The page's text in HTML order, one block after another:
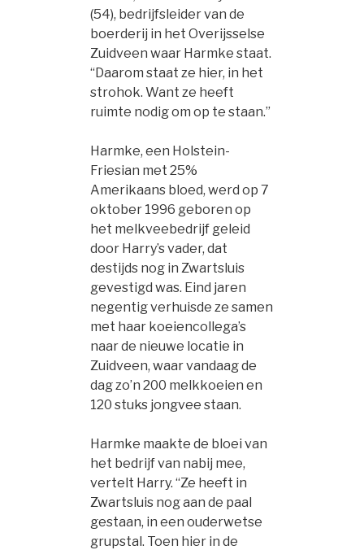
(54), bedrijfsleider van de
boerderij in het Overijsselse
Zuidveen waar Harmke staat.
“Daarom staat ze hier, in het
strohok. Want ze heeft
ruimte nodig om op te staan.”
Harmke, een Holstein-
Friesian met 25%
Amerikaans bloed, werd op 7
oktober 1996 geboren op
het melkveebedrijf geleid
door Harry’s vader, dat
destijds nog in Zwartsluis
gevestigd was. Eind jaren
negentig verhuisde ze samen
met haar koeiencollega’s
naar de nieuwe locatie in
Zuidveen, waar vandaag de
dag zo’n 200 melkkoeien en
120 stuks jongvee staan.
Harmke maakte de bloei van
het bedrijf van nabij mee,
vertelt Harry. “Ze heeft in
Zwartsluis nog aan de paal
gestaan, in een ouderwetse
grupstal. Toen hier in de